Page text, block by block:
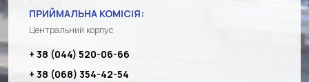
ПРИЙМАЛЬНА КОМІСІЯ:
Центральний корпус
+ 38 (044) 520-06-66
+ 38 (068) 354-42-54